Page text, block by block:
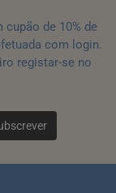
de 10% de
com login.
registar-se no